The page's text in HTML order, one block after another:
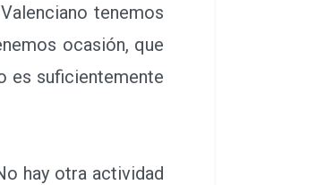
tenemos
ocasión, que
es suficientemente
hay otra actividad